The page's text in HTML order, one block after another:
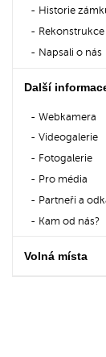
Historie
Napsali o nás
Další
Webkamera
Videogalerie
Fotogalerie
Pro média
Partneři a
Kam od nás?
Volná místa